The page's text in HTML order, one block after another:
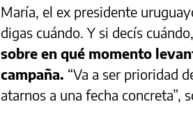
María, el ex presidente
digas cuándo. Y si decís
sobre en qué momento
campaña. “Va a ser prioridad
atarnos a una fecha concreta”,